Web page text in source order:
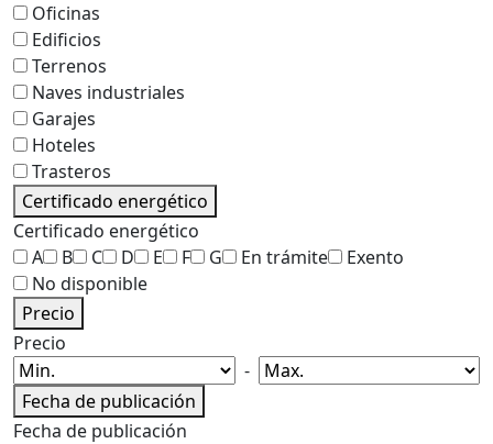
Oficinas
Edificios
Terrenos
Naves industriales
Garajes
Hoteles
Trasteros
Certificado energético
Certificado energético
A
B C D E F G En trámite
Exento
No disponible
Precio
Precio
-
Fecha de publicación
Fecha de publicación